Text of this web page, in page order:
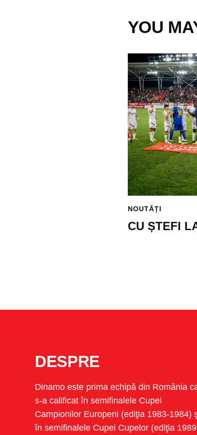
YOU
NOUTĂȚI
CU ȘTEFI
DESPRE
Dinamo este prima echipă din România
s-a calificat în semifinalele Cupei
Campionilor Europeni (ediţia 1983-1984)
în semifinalele Cupei Cupelor (ediţia